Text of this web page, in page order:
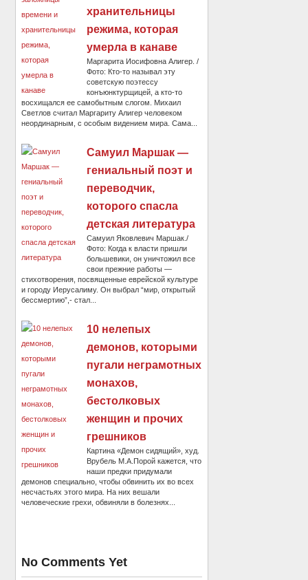
хранительницы
режима, которая
умерла в канаве
Маргарита Иосифовна Алигер. /
Фото: Кто-то называл эту
советскую поэтессу
конъюнктурщицей, а кто-то
восхищался ее самобытным слогом. Михаил
Светлов считал Маргариту Алигер человеком
неординарным, с особым видением мира. Сама...
Самуил Маршак —
гениальный поэт и
переводчик,
которого спасла
детская литература
Самуил Яковлевич Маршак./
Фото: Когда к власти пришли
большевики, он уничтожил все
свои прежние работы —
стихотворения, посвященные еврейской культуре
и городу Иерусалиму. Он выбрал “мир, открытый
бессмертию”,- стал...
10 нелепых
демонов, которыми
пугали неграмотных
монахов,
бестолковых
женщин и прочих
грешников
Картина «Демон сидящий», худ.
Врубель М.А.Порой кажется, что
наши предки придумали
демонов специально, чтобы обвинить их во всех
несчастьях этого мира. На них вешали
человеческие грехи, обвиняли в болезнях...
No Comments Yet